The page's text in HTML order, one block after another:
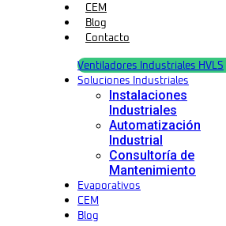
CEM
Blog
Contacto
Ventiladores Industriales HVLS
Soluciones Industriales
Instalaciones
Industriales
Automatización
Industrial
Consultoría de
Mantenimiento
Evaporativos
CEM
Blog